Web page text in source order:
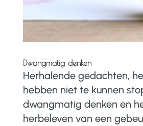
Dwangmatig denken
Herhalende gedachten,
hebben niet te kunnen
dwangmatig denken en
herbeleven van een